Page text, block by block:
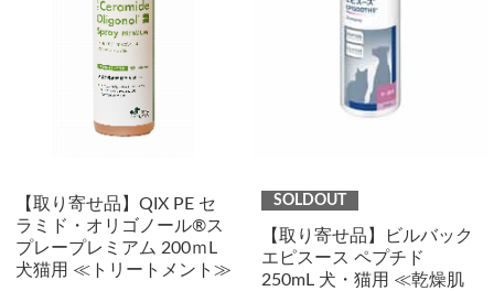
【取り寄せ品】QIX PE セ
ラミド・オリゴノール®ス
プレープレミアム 200ｍL
犬猫用 ≪トリートメント≫
SOLDOUT
【取り寄せ品】ビルバック
エピスース ペプチド
250mL 犬・猫用 ≪乾燥肌